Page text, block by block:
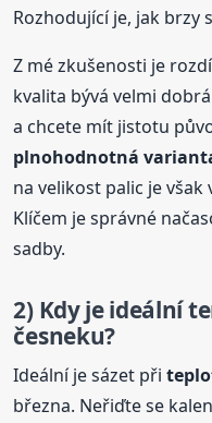
Rozhodující je, jak brzy
Z mé zkušenosti je
kvalita bývá velmi
a chcete mít jistotu
plnohodnotná
na velikost palic je
Klíčem je správné
sadby.
2) Kdy je ideální
česneku?
Ideální je sázet při
března. Neřiďte se